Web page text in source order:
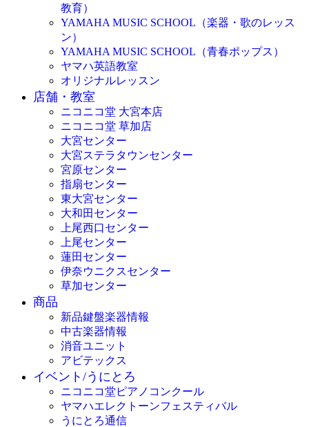
教育）
YAMAHA MUSIC SCHOOL（楽器・歌のレッス
ン）
YAMAHA MUSIC SCHOOL（青春ポップス）
ヤマハ英語教室
オリジナルレッスン
店舗・教室
ニコニコ堂 大宮本店
ニコニコ堂 草加店
大宮センター
大宮ステラタウンセンター
宮原センター
指扇センター
東大宮センター
大和田センター
上尾西口センター
上尾センター
蓮田センター
伊奈ウニクスセンター
草加センター
商品
新品鍵盤楽器情報
中古楽器情報
消音ユニット
アビテックス
イベント/うにとろ
ニコニコ堂ピアノコンクール
ヤマハエレクトーンフェスティバル
うにとろ通信